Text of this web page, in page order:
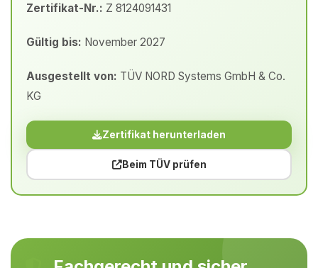
Zertifikat-Nr.: Z 8124091431
Gültig bis: November 2027
Ausgestellt von: TÜV NORD Systems GmbH & Co.
KG
Zertifikat herunterladen
Beim TÜV prüfen